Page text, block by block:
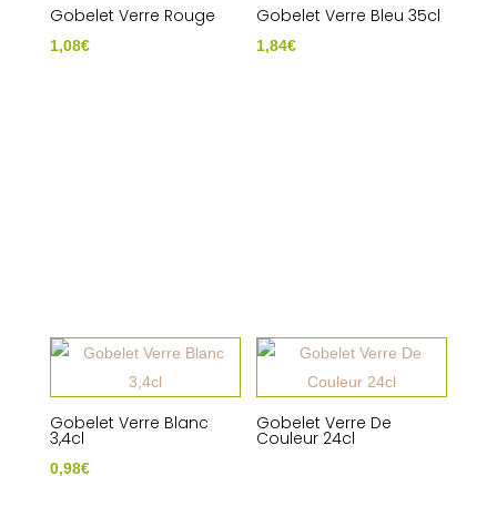
Gobelet Verre Rouge
1,08€
Gobelet Verre Bleu 35cl
1,84€
Gobelet Verre Blanc
3,4cl
0,98€
Gobelet Verre De
Couleur 24cl